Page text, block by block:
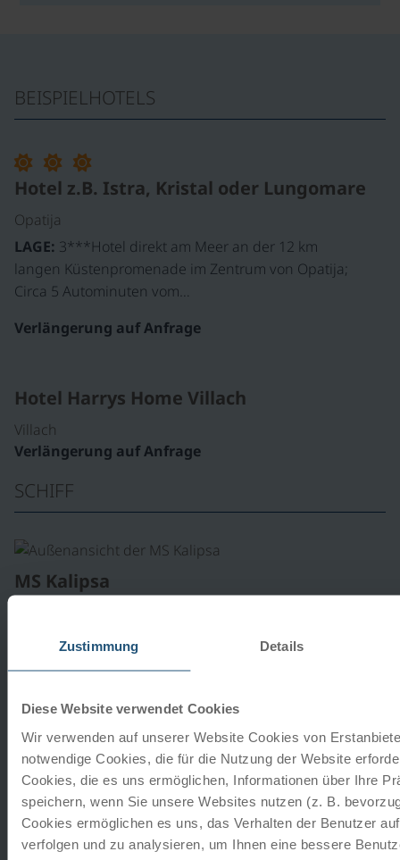
Zustimmung Details
Diese Website verwendet Cookies
Wir verwenden auf unserer Website Cookies von
notwendige Cookies, die für die Nutzung der Website
Cookies, die es uns ermöglichen, Informationen über Ihre
speichern, wenn Sie unsere Websites nutzen (z. B.
Cookies ermöglichen es uns, das Verhalten der Benutzer
verfolgen und zu analysieren, um Ihnen eine bessere
BEISPIELHOTELS
Hotel z.B. Istra, Kristal oder Lungomare
Opatija
LAGE:
langen Küstenpromenade im Zentrum von Opatija;
Circa 5 Autominuten vom…
Verlängerung auf Anfrage
Hotel Harrys Home Villach
Villach
Verlängerung auf Anfrage
SCHIFF
MS Kalipsa
Teilrenovierung 2023/24; Länge: 25 m, Breite: 6 m,
©
MS Meridijan
Klassischer Motorsegler, 19 Kabinen (circa 10 m²),
Baujahr: 2007; Länge: 32 m, Breite: 7 m, Decks: 4;
Bordsprachen:…